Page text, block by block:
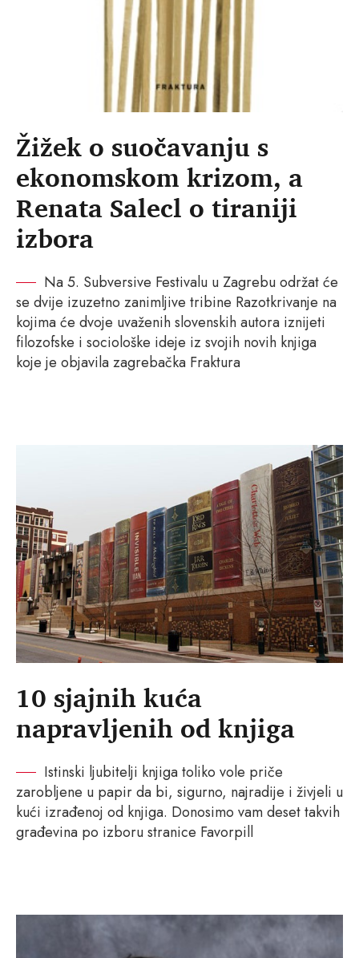
Žižek o suočavanju s
ekonomskom krizom, a
Renata Salecl o tiraniji
izbora
Na 5. Subversive Festivalu u Zagrebu održat će
se dvije izuzetno zanimljive tribine Razotkrivanje na
kojima će dvoje uvaženih slovenskih autora iznijeti
filozofske i sociološke ideje iz svojih novih knjiga
koje je objavila zagrebačka Fraktura
10 sjajnih kuća
napravljenih od knjiga
Istinski ljubitelji knjiga toliko vole priče
zarobljene u papir da bi, sigurno, najradije i živjeli u
kući izrađenoj od knjiga. Donosimo vam deset takvih
građevina po izboru stranice Favorpill